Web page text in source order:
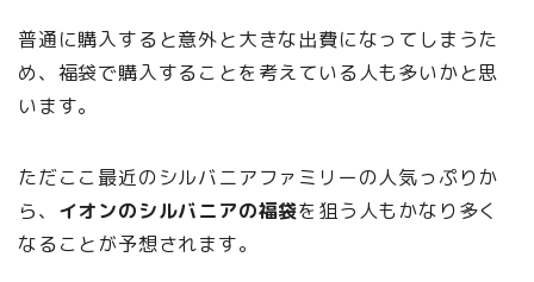
普通に購入すると意外と大きな出費になってしまうた
め、福袋で購入することを考えている人も多いかと思
います。
ただここ最近のシルバニアファミリーの人気っぷりか
ら、 イオンのシルバニアの福袋を狙う人もかなり多く
なることが予想されます。